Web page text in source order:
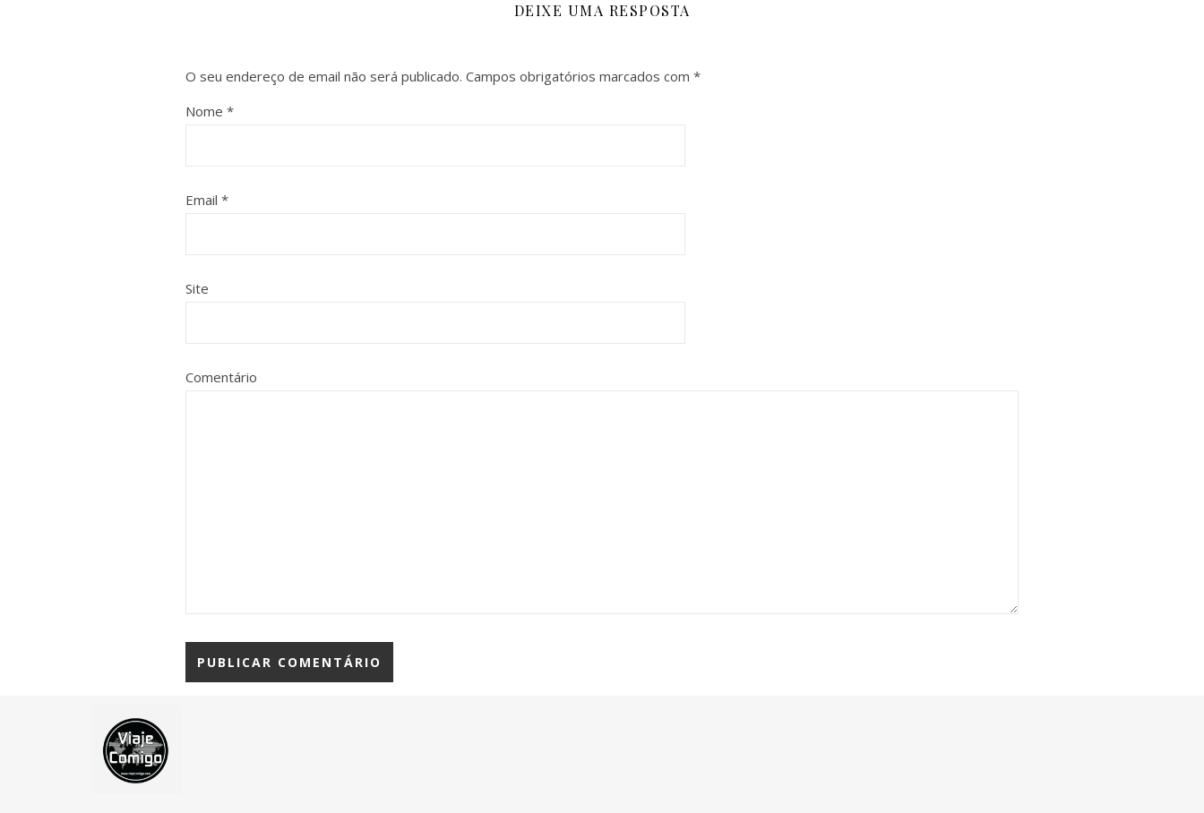
DEIXE UMA RESPOSTA
O seu endereço de email não será publicado. Campos obrigatórios marcados com *
Nome *
Email *
Site
Comentário